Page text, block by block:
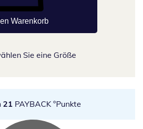
Warenkorb
Sie eine Größe
21 PAYBACK °Punkte